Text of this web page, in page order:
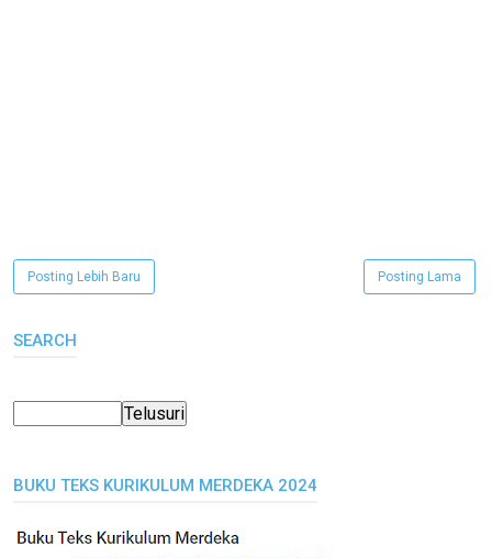
Posting Lebih Baru Posting Lama
SEARCH
BUKU TEKS KURIKULUM MERDEKA 2024